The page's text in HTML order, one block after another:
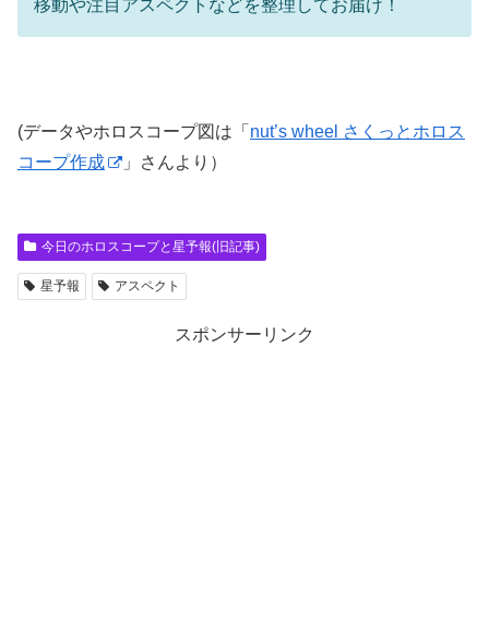
移動や注目アスペクトなどを整理してお届け！
(データやホロスコープ図は「 nut’s wheel さくっとホロス
コープ作成
」さんより）
今日のホロスコープと星予報(旧記事)
星予報 アスペクト
スポンサーリンク